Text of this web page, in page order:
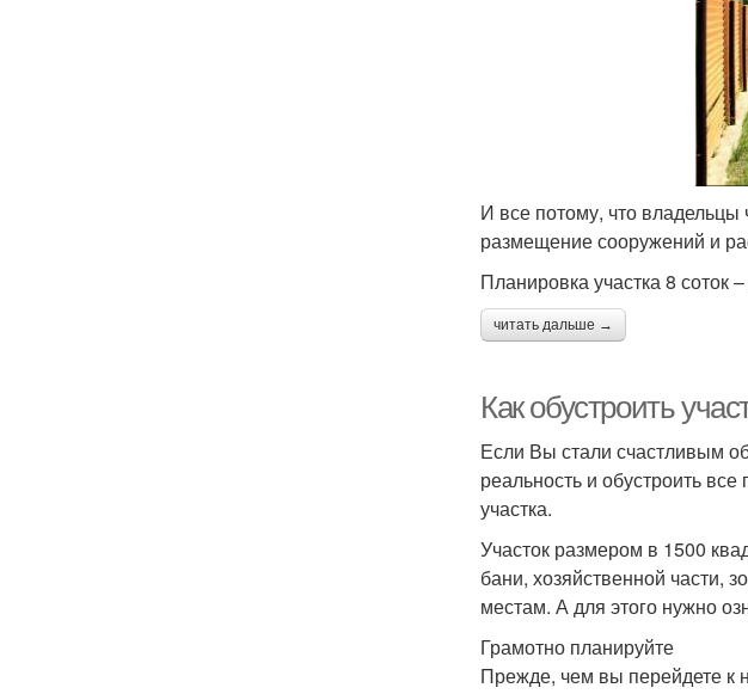
И все потому, что владельцы
размещение сооружений и
Планировка участка 8 соток
читать дальше →
Как обустроить
Если Вы стали счастливым
реальность и обустроить
участка.
Участок размером в 1500
бани, хозяйственной части,
местам. А для этого нужно
Грамотно планируйте
Прежде, чем вы перейдете к